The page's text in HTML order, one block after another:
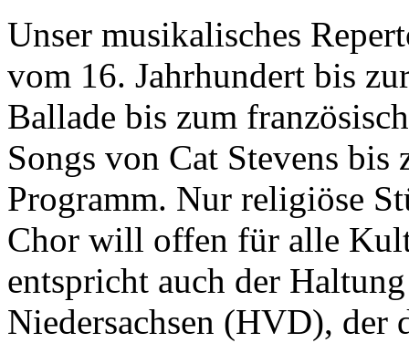
Unser musikalisches
vom 16. Jahrhundert bis
Ballade bis zum
Songs von Cat Stevens bis
Programm. Nur religiöse
Chor will offen für alle
entspricht auch der
Niedersachsen (HVD), der